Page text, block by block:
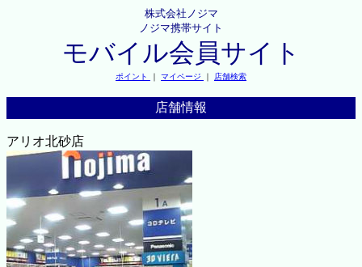
株式会社ノジマ
ノジマ携帯サイト
モバイル会員サイト
ポイント ｜ マイページ ｜ 店舗検索
店舗情報
アリオ北砂店